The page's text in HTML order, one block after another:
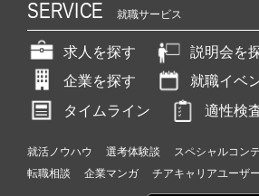
SERVICE 就職サービス
求人を探す
説明会を
企業を探す
就職イベ
タイムライン
適性検
就活ノウハウ 選考体験談 スペシャルコン
転職相談
企業マンガ チアキャリアユーザ